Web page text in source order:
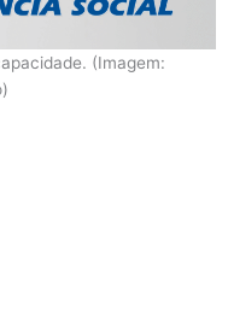
(Imagem: